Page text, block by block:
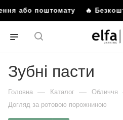
або поштомату 🔥
Зубні пасти
Головна — Каталог — Обличчя
Догляд за ротовою порожниною